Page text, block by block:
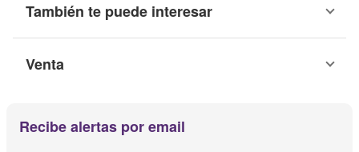
También te puede interesar
Venta
Recibe alertas por email